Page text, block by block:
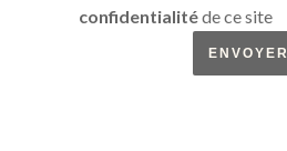
confidentialitéde ce site
ENVOYER